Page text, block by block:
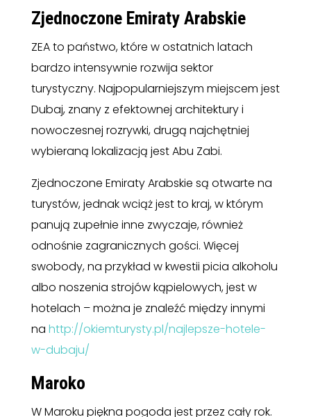
Zjednoczone Emiraty Arabskie
ZEA to państwo, które w ostatnich latach
bardzo intensywnie rozwija sektor
turystyczny. Najpopularniejszym miejscem jest
Dubaj, znany z efektownej architektury i
nowoczesnej rozrywki, drugą najchętniej
wybieraną lokalizacją jest Abu Zabi.
Zjednoczone Emiraty Arabskie są otwarte na
turystów, jednak wciąż jest to kraj, w którym
panują zupełnie inne zwyczaje, również
odnośnie zagranicznych gości. Więcej
swobody, na przykład w kwestii picia alkoholu
albo noszenia strojów kąpielowych, jest w
hotelach – można je znaleźć między innymi
na http://okiemturysty.pl/najlepsze-hotele-
w-dubaju/
Maroko
W Maroku piękna pogoda jest przez cały rok.